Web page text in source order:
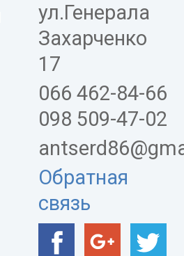
ул.Генерала
Захарченко
17
066 462-84-66
098 509-47-02
Обратная
связь